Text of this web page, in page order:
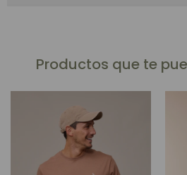
Productos que te